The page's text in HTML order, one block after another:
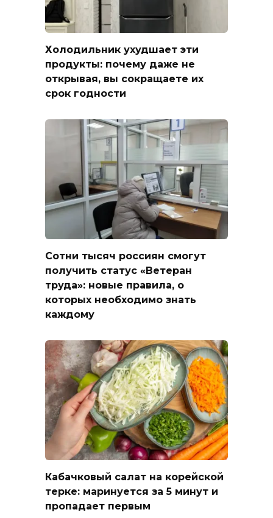
Холодильник ухудшает эти
продукты: почему даже не
открывая, вы сокращаете их
срок годности
Сотни тысяч россиян смогут
получить статус «Ветеран
труда»: новые правила, о
которых необходимо знать
каждому
Кабачковый салат на корейской
терке: маринуется за 5 минут и
пропадает первым